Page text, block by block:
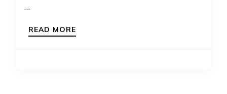
…
READ MORE